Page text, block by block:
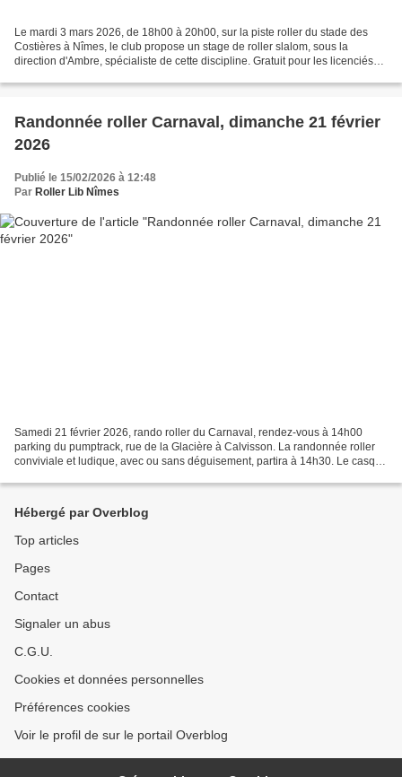
Le mardi 3 mars 2026, de 18h00 à 20h00, sur la piste roller du stade des
Costières à Nîmes, le club propose un stage de roller slalom, sous la
direction d'Ambre, spécialiste de cette discipline. Gratuit pour les licenciés
Randonnée roller Carnaval, dimanche 21 février
2026
Publié le 15/02/2026 à 12:48
Par Roller Lib Nîmes
Samedi 21 février 2026, rando roller du Carnaval, rendez-vous à 14h00
parking du pumptrack, rue de la Glacière à Calvisson. La randonnée roller
conviviale et ludique, avec ou sans déguisement, partira à 14h30. Le casque
Hébergé par Overblog
Top articles
Pages
Contact
Signaler un abus
C.G.U.
Cookies et données personnelles
Préférences cookies
Voir le profil de sur le portail Overblog